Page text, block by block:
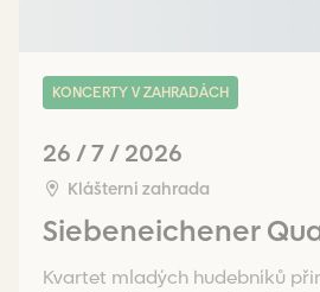
Siebeneichener
Kvartet mladých hudebníků
KONCERTY V ZAHRADÁCH
26 / 7 / 2026
Klášterní zahrada